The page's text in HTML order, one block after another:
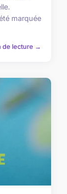
marquée
de lecture →